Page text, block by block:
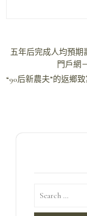
文
導
五年后完成人均預期
門戶網
“90后新農夫”的返鄉